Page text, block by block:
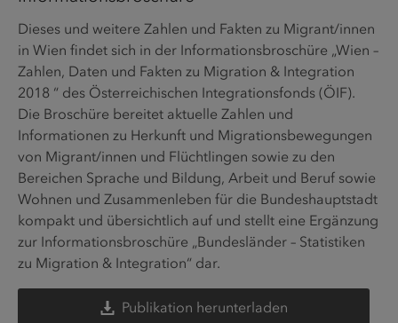
Dieses und weitere Zahlen und Fakten zu Migrant/innen
in Wien findet sich in der Informationsbroschüre „Wien –
Zahlen, Daten und Fakten zu Migration & Integration
2018 “ des Österreichischen Integrationsfonds (ÖIF).
Die Broschüre bereitet aktuelle Zahlen und
Informationen zu Herkunft und Migrationsbewegungen
von Migrant/innen und Flüchtlingen sowie zu den
Bereichen Sprache und Bildung, Arbeit und Beruf sowie
Wohnen und Zusammenleben für die Bundeshauptstadt
kompakt und übersichtlich auf und stellt eine Ergänzung
zur Informationsbroschüre „Bundesländer – Statistiken
zu Migration & Integration“ dar.
Publikation herunterladen